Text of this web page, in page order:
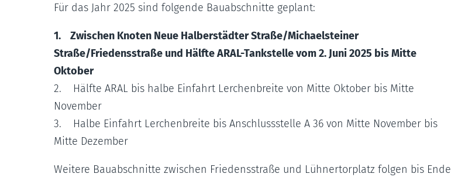
Für das Jahr 2025 sind folgende Bauabschnitte geplant:
1. Zwischen Knoten Neue Halberstädter Straße/Michaelsteiner
Straße/Friedensstraße und Hälfte ARAL-Tankstelle vom 2. Juni 2025 bis Mitte
Oktober
2. Hälfte ARAL bis halbe Einfahrt Lerchenbreite von Mitte Oktober bis Mitte
November
3. Halbe Einfahrt Lerchenbreite bis Anschlussstelle A 36 von Mitte November bis
Mitte Dezember
Weitere Bauabschnitte zwischen Friedensstraße und Lühnertorplatz folgen bis Ende